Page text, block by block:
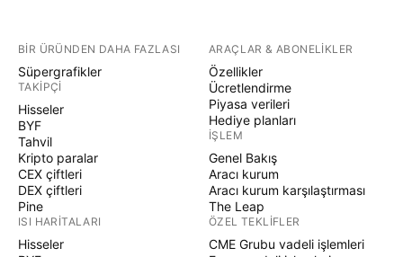
BIR ÜRÜNDEN DAHA FAZLASI
Süpergrafikler
TAKIPÇI
Hisseler
BYF
Tahvil
Kripto paralar
CEX çiftleri
DEX çiftleri
Pine
ISI HARITALARI
Hisseler
ARAÇLAR & ABONELIKLER
Özellikler
Ücretlendirme
Piyasa verileri
Hediye planları
İŞLEM
Genel Bakış
Aracı kurum
Aracı kurum karşılaştırması
The Leap
ÖZEL TEKLIFLER
CME Grubu vadeli işlemleri